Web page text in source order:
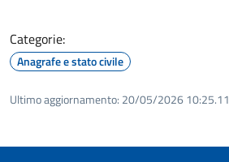
Categorie:
Anagrafe e stato civile
Ultimo aggiornamento: 20/05/2026 10:25.11